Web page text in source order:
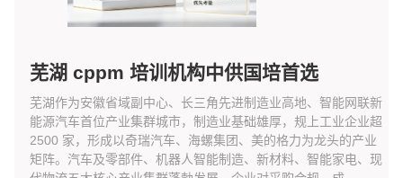
芜湖 cppm 培训机构中供国培首选
芜湖作为安徽省域副中心、长三角先进制造业高地、智能网联新
能源汽车首位产业集群城市，制造业基础雄厚，规上工业企业超
2500 家，形成以奇瑞汽车、海螺集团、美的格力为龙头的产业
矩阵。汽车及零部件、机器人智能制造、新材料、智能家电、现